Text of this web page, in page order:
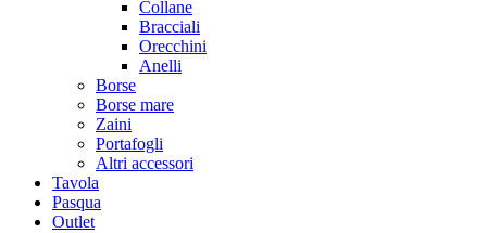
Collane
Bracciali
Orecchini
Anelli
Borse
Borse mare
Zaini
Portafogli
Altri accessori
Tavola
Pasqua
Outlet